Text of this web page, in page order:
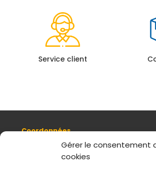
Gérer le consentement
cookies
Service client
Coordonnées
8, quai Romain Rolland 69005 Lyon
+ 33 (0)4 78 42 55 04